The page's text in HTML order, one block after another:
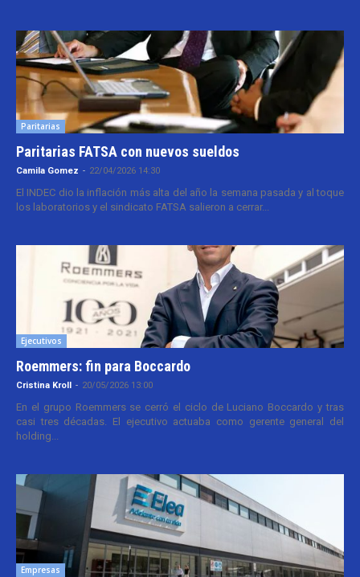
Paritarias
Paritarias FATSA con nuevos sueldos
Camila Gomez - 22/04/2026 14:30
El INDEC dio la inflación más alta del año la semana pasada y al toque
los laboratorios y el sindicato FATSA salieron a cerrar...
Ejecutivos
Roemmers: fin para Boccardo
Cristina Kroll - 20/05/2026 13:00
En el grupo Roemmers se cerró el ciclo de Luciano Boccardo y tras
casi tres décadas. El ejecutivo actuaba como gerente general del
holding...
Empresas